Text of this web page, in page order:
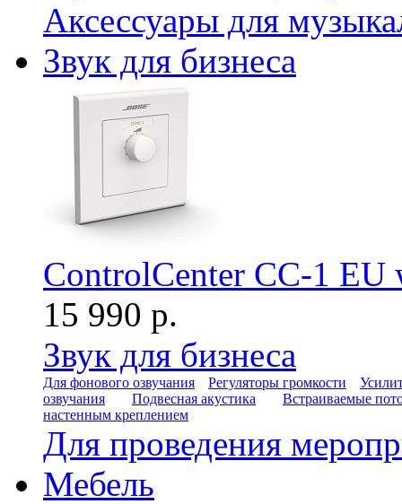
Аксессуары для
Звук для бизнеса
ControlCenter CC-1 EU
15 990 р.
Звук для бизнеса
Для фонового озвучания Регуляторы громкости
озвучания
Подвесная акустика
Встраиваемые
настенным креплением
Для проведения
Мебель